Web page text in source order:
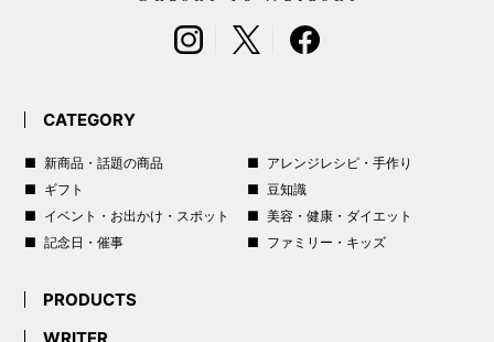
CATEGORY
新商品・話題の商品
アレンジレシピ・手作り
ギフト
豆知識
イベント・お出かけ・スポット
美容・健康・ダイエット
記念日・催事
ファミリー・キッズ
PRODUCTS